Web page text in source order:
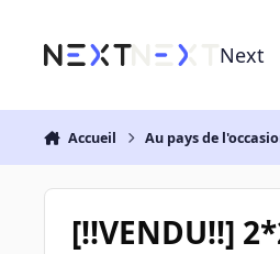
Next
Accueil Au pays de
[!!VENDU!!]